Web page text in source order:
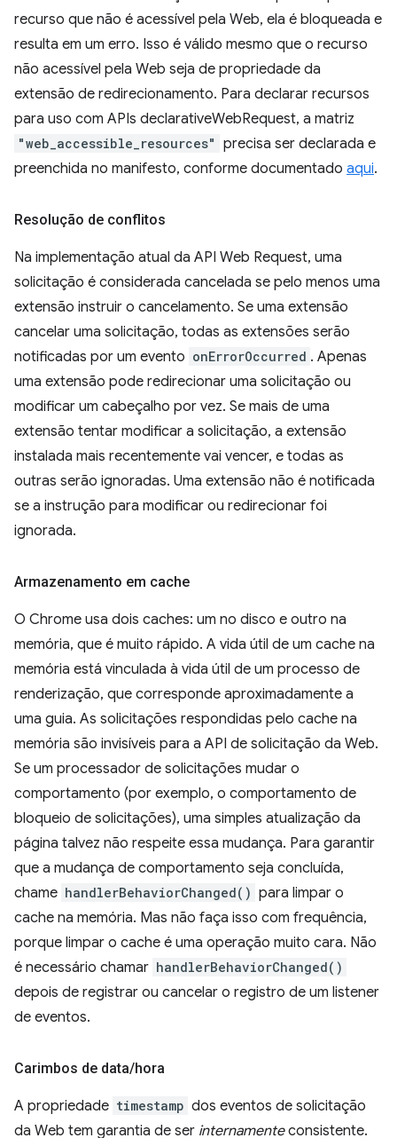
recurso que não é acessível pela Web, ela é bloqueada e
resulta em um erro. Isso é válido mesmo que o recurso
não acessível pela Web seja de propriedade da
extensão de redirecionamento. Para declarar recursos
para uso com APIs declarativeWebRequest, a matriz
"web_accessible_resources" precisa ser declarada e
preenchida no manifesto, conforme documentado aqui.
Resolução de conflitos
Na implementação atual da API Web Request, uma
solicitação é considerada cancelada se pelo menos uma
extensão instruir o cancelamento. Se uma extensão
cancelar uma solicitação, todas as extensões serão
notificadas por um evento onErrorOccurred . Apenas
uma extensão pode redirecionar uma solicitação ou
modificar um cabeçalho por vez. Se mais de uma
extensão tentar modificar a solicitação, a extensão
instalada mais recentemente vai vencer, e todas as
outras serão ignoradas. Uma extensão não é notificada
se a instrução para modificar ou redirecionar foi
ignorada.
Armazenamento em cache
O Chrome usa dois caches: um no disco e outro na
memória, que é muito rápido. A vida útil de um cache na
memória está vinculada à vida útil de um processo de
renderização, que corresponde aproximadamente a
uma guia. As solicitações respondidas pelo cache na
memória são invisíveis para a API de solicitação da Web.
Se um processador de solicitações mudar o
comportamento (por exemplo, o comportamento de
bloqueio de solicitações), uma simples atualização da
página talvez não respeite essa mudança. Para garantir
que a mudança de comportamento seja concluída,
chame handlerBehaviorChanged() para limpar o
cache na memória. Mas não faça isso com frequência,
porque limpar o cache é uma operação muito cara. Não
é necessário chamar handlerBehaviorChanged()
depois de registrar ou cancelar o registro de um listener
de eventos.
Carimbos de data/hora
A propriedade timestamp dos eventos de solicitação
da Web tem garantia de ser internamenteconsistente.